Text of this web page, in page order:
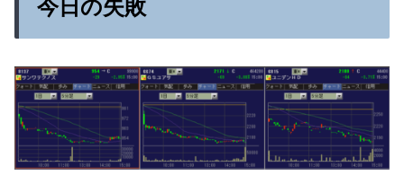
今日の失敗